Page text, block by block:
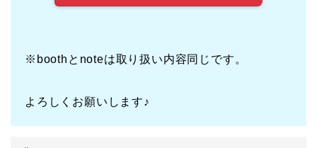
※boothとnoteは取り扱い内容同じです。
よろしくお願いします♪